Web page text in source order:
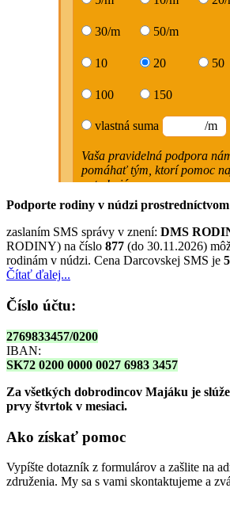
Podporte rodiny v núdzi
zaslaním SMS správy v znení: DMS
RODINY) na číslo 877 (do 30.11.2026)
rodinám v núdzi. Cena Darcovskej SMS je
Čítať ďalej...
Číslo účtu:
2769833457/0200
IBAN:
SK72 0200 0000 0027 6983 3457
Za všetkých dobrodincov Majáku je
prvy štvrtok v mesiaci.
Ako získať pomoc
Vypíšte dotazník z formulárov a zašlite na
združenia. My sa s vami skontaktujeme a